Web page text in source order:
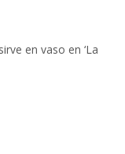
en vaso en ‘La